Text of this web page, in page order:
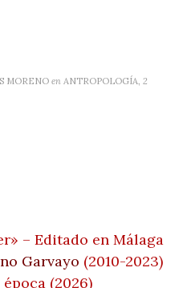
MORENO en ANTROPOLOGÍA,2
– Editado en Málaga
Garvayo (2010-2023)
(2026)